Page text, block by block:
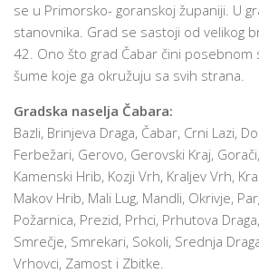
se u Primorsko- goranskoj županiji. U
stanovnika. Grad se sastoji od velikog
42. Ono što grad Čabar čini
šume koje ga okružuju sa svih strana.
Gradska naselja Čabara:
Bazli, Brinjeva Draga, Čabar, Crni Lazi,
Ferbežari, Gerovo, Gerovski Kraj,
Kamenski Hrib, Kozji Vrh, Kraljev Vrh,
Makov Hrib, Mali Lug, Mandli, Okrivje,
Požarnica, Prezid, Prhci, Prhutova
Smrečje, Smrekari, Sokoli, Srednja
Vrhovci, Zamost i Zbitke.